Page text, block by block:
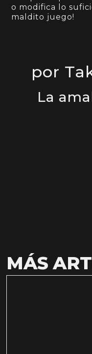
o modifica lo
maldito juego!
por
La
MÁS